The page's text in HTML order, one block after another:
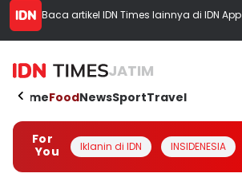
Baca artikel IDN Times lainnya di IDN App
JATIM
HomeFoodNewsSportTravel
For
You
Iklanin di IDN INSIDENESIA